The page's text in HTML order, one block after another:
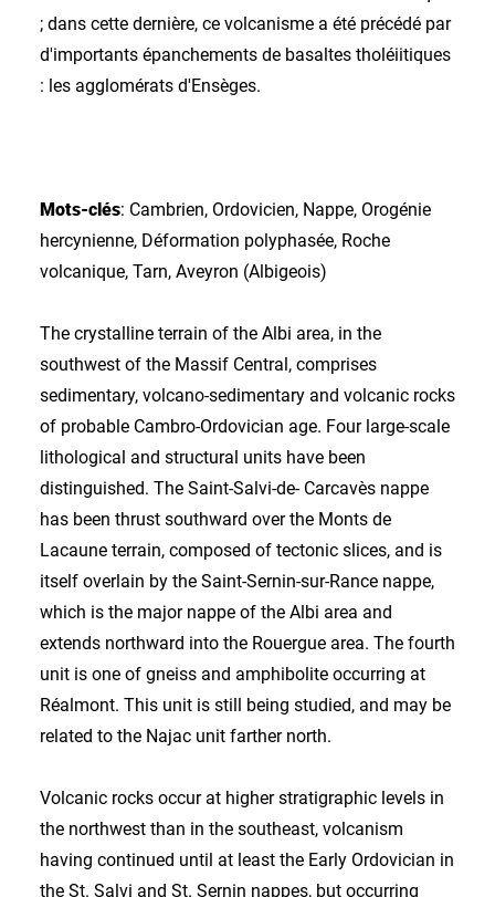
; dans cette dernière, ce volcanisme a été précédé par
d'importants épanchements de basaltes tholéiitiques
: les agglomérats d'Ensèges.
Mots-clés: Cambrien, Ordovicien, Nappe, Orogénie
hercynienne, Déformation polyphasée, Roche
volcanique, Tarn, Aveyron (Albigeois)
The crystalline terrain of the Albi area, in the
southwest of the Massif Central, comprises
sedimentary, volcano-sedimentary and volcanic rocks
of probable Cambro-Ordovician age. Four large-scale
lithological and structural units have been
distinguished. The Saint-Salvi-de- Carcavès nappe
has been thrust southward over the Monts de
Lacaune terrain, composed of tectonic slices, and is
itself overlain by the Saint-Sernin-sur-Rance nappe,
which is the major nappe of the Albi area and
extends northward into the Rouergue area. The fourth
unit is one of gneiss and amphibolite occurring at
Réalmont. This unit is still being studied, and may be
related to the Najac unit farther north.
Volcanic rocks occur at higher stratigraphic levels in
the northwest than in the southeast, volcanism
having continued until at least the Early Ordovician in
the St. Salvi and St. Sernin nappes, but occurring